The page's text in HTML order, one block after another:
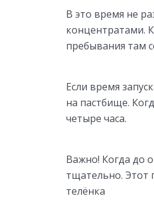
В это время не
концентратами.
пребывания там
Если время
на пастбище.
четыре часа.
Важно! Когда до
тщательно. Этот
телёнка